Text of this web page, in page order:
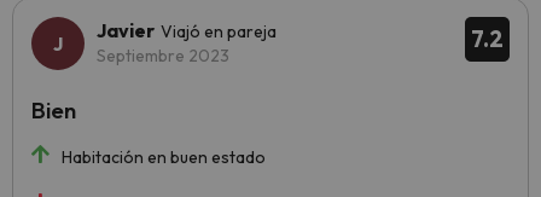
7.2
Javier Viajó en pareja
Septiembre 2023
Habitación en buen estado
Bien